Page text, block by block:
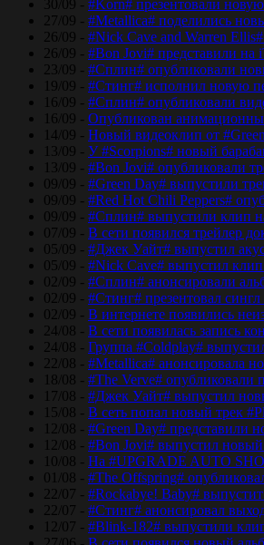
30/09 - #Korn# презентовали
27/09 - #Metallica# поделились
26/09 - #Nick Cave and Warren
26/09 - #Bon Jovi# представили на
23/09 - #Сплин# опубликовали
19/09 - #Стинг# исполнил новую
16/09 - #Сплин# опубликовали
16/09 - Опубликован
14/09 - Новый видеоклип от
13/09 - У #Scorpions# новый
13/09 - #Bon Jovi# опубликовали
09/09 - #Green Day# выпустили
09/09 - #Red Hot Chili Peppers#
09/09 - #Сплин# выпустили клип
07/09 - В сети появился трейлер
05/09 - #Джек Уайт# выпустил
05/09 - #Nick Cave# выпустил клип
02/09 - #Сплин# анонсировали
02/09 - #Стинг# презентовал
02/09 - В интернете появились
24/08 - В сети появилась запись
24/08 - Группа #Coldplay#
22/08 - #Metallica# анонсировала
18/08 - #The Verve# опубликовали
17/08 - #Джек Уайт# выпустил
15/08 - В сеть попал новый трек
12/08 - #Green Day# представили
12/08 - #Bon Jovi# выпустил
10/08 - На #UPGRADE AUTO
01/08 - #The Offspring#
22/07 - #Rockabye! Baby#
22/07 - #Стинг# анонсировал
12/07 - #Blink-182# выпустили